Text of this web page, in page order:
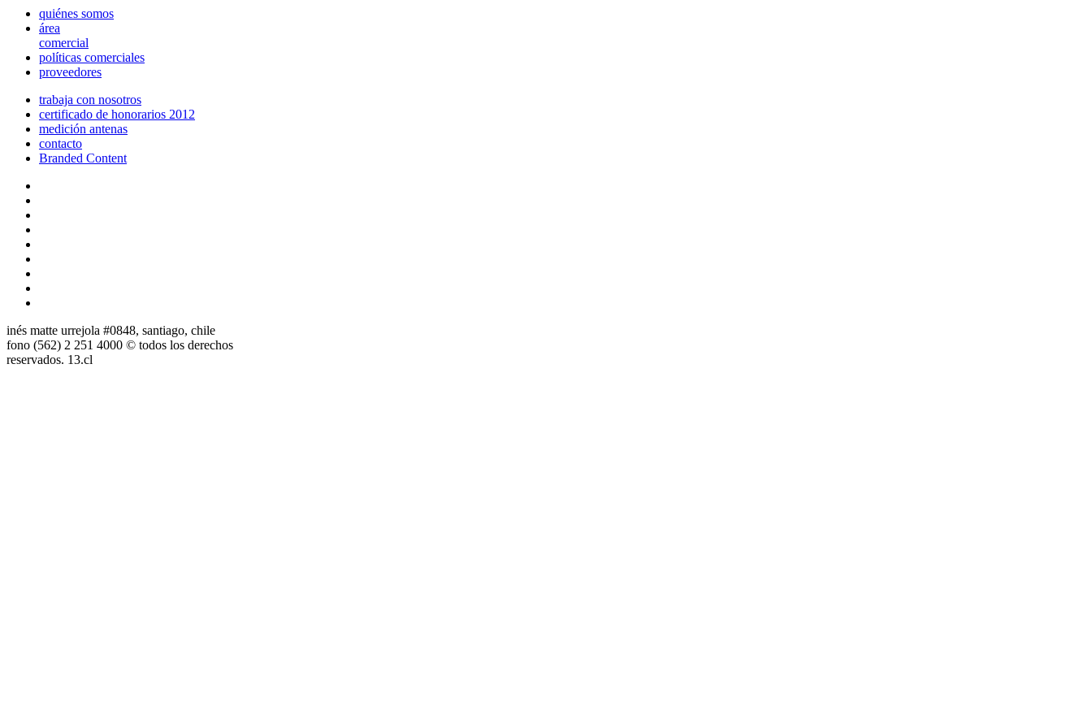
quiénes somos
área
comercial
políticas comerciales
proveedores
trabaja con nosotros
certificado de honorarios 2012
medición antenas
contacto
Branded Content
inés matte urrejola #0848, santiago, chile
fono (562) 2 251 4000 © todos los derechos
reservados. 13.cl